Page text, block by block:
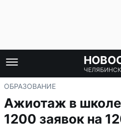
ОБРАЗОВАНИЕ
Ажиотаж в
1200 заявок на